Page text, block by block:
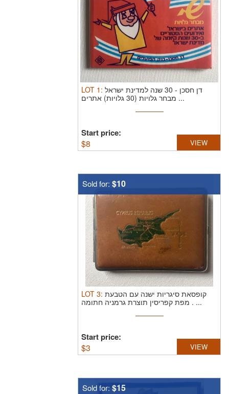
LOT 1 : דן חסכן - 30 שנה למדינת ישראל
מבחר גלויות (30 גלויות) אתרים ...
Start price:
$8 VIEW
Sold for: $10
LOT 3: קופסאת סיגריות ישנה עם הטבעת
מפת קפריסין תוצרת גרמניה חתומה . ...
Start price:
$3 VIEW
Sold for: $15